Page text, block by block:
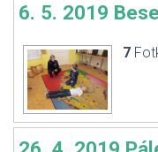
6. 5. 2019
7